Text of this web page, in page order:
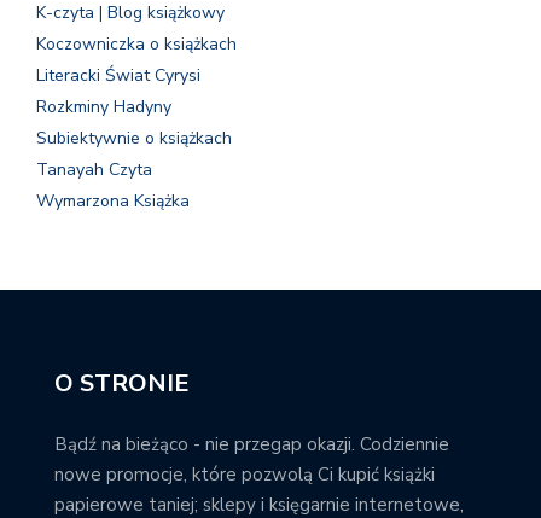
K-czyta | Blog książkowy
Koczowniczka o książkach
Literacki Świat Cyrysi
Rozkminy Hadyny
Subiektywnie o książkach
Tanayah Czyta
Wymarzona Książka
O STRONIE
Bądź na bieżąco - nie przegap okazji. Codziennie
nowe promocje, które pozwolą Ci kupić książki
papierowe taniej; sklepy i księgarnie internetowe,